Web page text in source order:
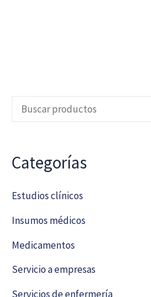
Categorías
Estudios clínicos
Insumos médicos
Medicamentos
Servicio a empresas
Servicios de enfermería